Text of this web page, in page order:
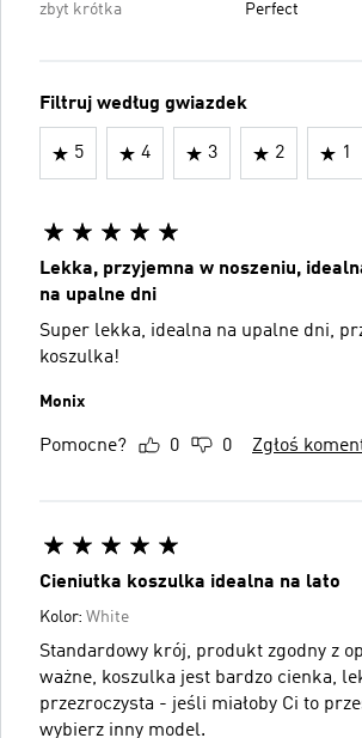
zbyt krótka Perfect
Filtruj według gwiazdek
5 4 3 2 1
Lekka, przyjemna w noszeniu,
na upalne dni
Super lekka, idealna na upalne dni,
koszulka!
Monix
Pomocne? 0 0 Zgłoś
Cieniutka koszulka idealna na lato
Kolor: White
Standardowy krój, produkt zgodny z
ważne, koszulka jest bardzo cienka,
przezroczysta - jeśli miałoby Ci to
wybierz inny model.